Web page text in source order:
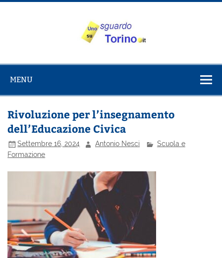
Salta
su Torino
MENU
Rivoluzione per l’insegnamento
dell’Educazione Civica
Settembre 16, 2024 Antonio Nesci
Scuola e
Formazione